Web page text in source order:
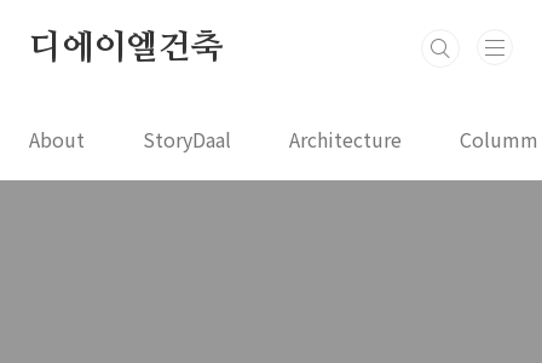
디에이엘건축
About StoryDaal Architecture Columm